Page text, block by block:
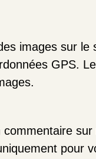
images sur le
GPS.